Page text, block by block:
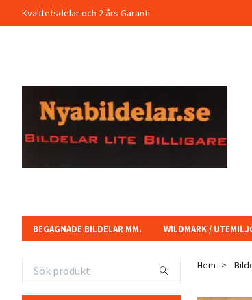
Kvalitetsdelar och 2 års Garanti
BEGAGNADE BILDELAR MM. WILDMARK /
Hem